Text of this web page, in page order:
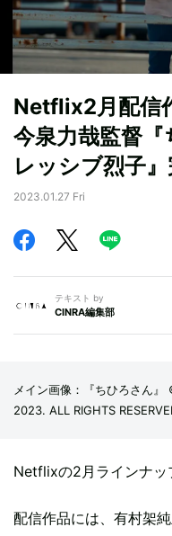
Netflix2月配信
今泉力哉監督
レッシブ烈子
2023.01.27 Fri
テキスト by
CINRA編集部
メイン画像：『ちひろさん
2023. ALL RIGHTS
Netflixの2月ラインナッ
配信作品には、有村架